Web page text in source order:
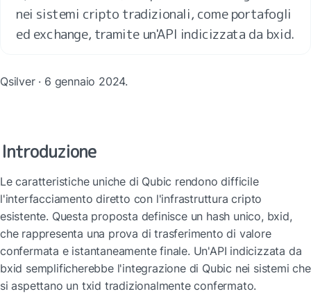
nei sistemi cripto tradizionali, come portafogli
ed exchange, tramite un'API indicizzata da bxid.
Qsilver · 6 gennaio 2024.
Introduzione
Le caratteristiche uniche di Qubic rendono difficile
l'interfacciamento diretto con l'infrastruttura cripto
esistente. Questa proposta definisce un hash unico, bxid,
che rappresenta una prova di trasferimento di valore
confermata e istantaneamente finale. Un'API indicizzata da
bxid semplificherebbe l'integrazione di Qubic nei sistemi che
si aspettano un txid tradizionalmente confermato.